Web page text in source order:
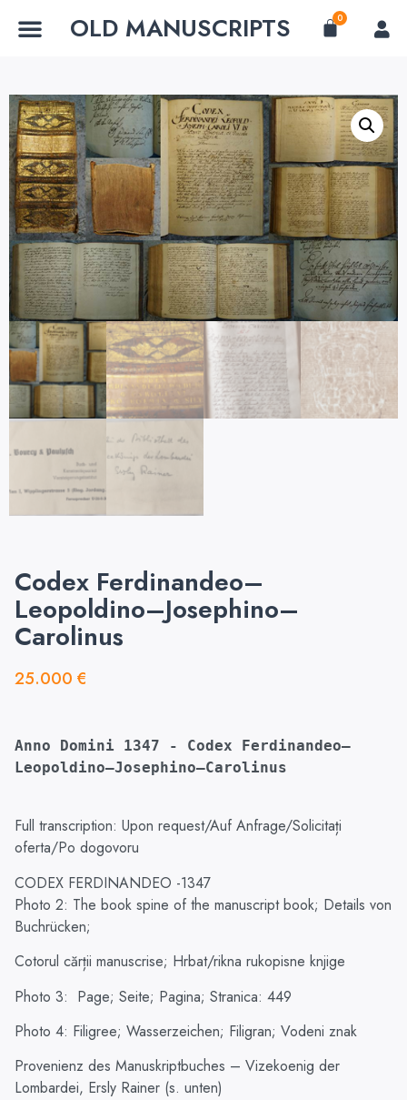
OLD MANUSCRIPTS 0
Codex Ferdinandeo–
Leopoldino–Josephino–
Carolinus
25.000 €
Anno Domini 1347 - Codex Ferdinandeo–
Leopoldino–Josephino–Carolinus
Full transcription: Upon request/Auf Anfrage/Solicitați
oferta/Po dogovoru
CODEX FERDINANDEO -1347
Photo 2: The book spine of the manuscript book; Details von
Buchrücken;
Cotorul cărții manuscrise; Hrbat/rikna rukopisne knjige
Photo 3: Page; Seite; Pagina; Stranica: 449
Photo 4: Filigree; Wasserzeichen; Filigran; Vodeni znak
Provenienz des Manuskriptbuches – Vizekoenig der
Lombardei, Ersly Rainer (s. unten)